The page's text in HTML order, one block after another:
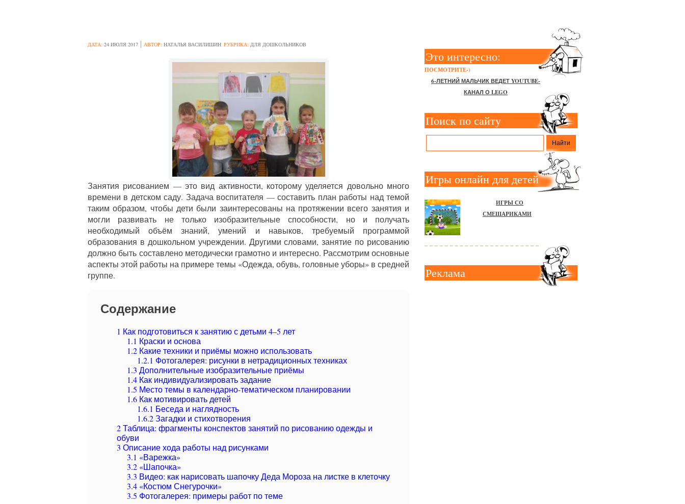
ДАТА: 24 ИЮЛЯ 2017 АВТОР: НАТАЛЬЯ ВАСИЛИШИН РУБРИКА: ДЛЯ ДОШКОЛЬНИКОВ
Занятия рисованием — это вид активности, которому уделяется довольно много
времени в детском саду. Задача воспитателя — составить план работы над темой
таким образом, чтобы дети были заинтересованы на протяжении всего занятия и
могли развивать не только изобразительные способности, но и получать
необходимый объём знаний, умений и навыков, требуемый программой
образования в дошкольном учреждении. Другими словами, занятие по рисованию
должно быть составлено методически грамотно и интересно. Рассмотрим основные
аспекты этой работы на примере темы «Одежда, обувь, головные уборы» в средней
группе.
Содержание
1 Как подготовиться к занятию с детьми 4–5 лет
1.1 Краски и основа
1.2 Какие техники и приёмы можно использовать
1.2.1 Фотогалерея: рисунки в нетрадиционных техниках
1.3 Дополнительные изобразительные приёмы
1.4 Как индивидуализировать задание
1.5 Место темы в календарно-тематическом планировании
1.6 Как мотивировать детей
1.6.1 Беседа и наглядность
1.6.2Загадки и стихотворения
2Таблица: фрагменты конспектов занятий по рисованию одежды и
обуви
3 Описание хода работы над рисунками
3.1 «Варежка»
3.2 «Шапочка»
3.3 Видео: как нарисовать шапочку Деда Мороза на листке в клеточку
3.4 «Костюм Снегурочки»
3.5 Фотогалерея: примеры работ по теме
Это интересно:
ПОСМОТРИТЕ-)
6-ЛЕТНИЙ МАЛЬЧИК ВЕДЕТ YOUTUBE-
КАНАЛ О LEGO
Поиск по сайту
Игры онлайн для детей
ИГРЫ СО
СМЕШАРИКАМИ
Реклама